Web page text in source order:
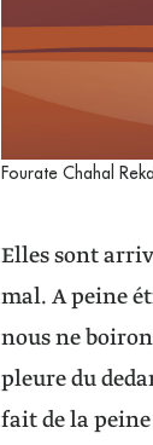
Fourate Chahal
Elles sont
mal. A peine
nous ne
pleure du
fait de la